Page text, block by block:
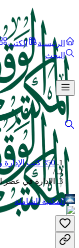
الرئيسية الكتب
البحث
350 كتب الإدارة والسلطة التنفيذية الحكومية
/
الإدارة في
المكتبة الشاملة